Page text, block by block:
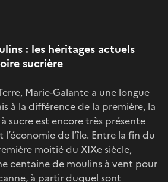
: les héritages actuels
sucrière
Marie-Galante a une longue
à la différence de la première, la
sucre est encore très présente
l’économie de l’île. Entre la fin du
moitié du XIXe siècle,
centaine de moulins à vent pour
à partir duquel sont